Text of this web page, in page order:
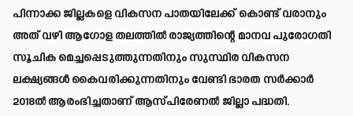
പിന്നാക്ക ജില്ലകളെ വികസന പാതയിലേക്ക് കൊണ്ട് വരാനും
അത് വഴി ആഗോള തലത്തില്‍ രാജ്യത്തിന്റെ മാനവ പുരോഗതി
സൂചിക മെച്ചപ്പെടുത്തുന്നതിനും സുസ്ഥിര വികസന
ലക്ഷ്യങ്ങള്‍ കൈവരിക്കുന്നതിനും വേണ്ടി ഭാരത സര്‍ക്കാര്‍
2018ല്‍ ആരംഭിച്ചതാണ് ആസ്പിരേണല്‍ ജില്ലാ പദ്ധതി.